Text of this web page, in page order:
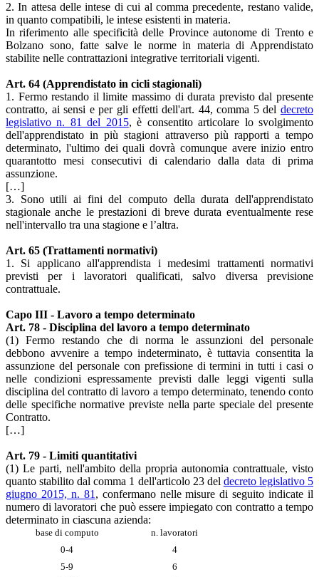
2. In attesa delle intese di cui al comma precedente, restano valide,
in quanto compatibili, le intese esistenti in materia.
In riferimento alle specificità delle Province autonome di Trento e
Bolzano sono, fatte salve le norme in materia di Apprendistato
stabilite nelle contrattazioni integrative territoriali vigenti.
Art. 64 (Apprendistato in cicli stagionali)
1. Fermo restando il limite massimo di durata previsto dal presente
contratto, ai sensi e per gli effetti dell'art. 44, comma 5 del decreto
legislativo n. 81 del 2015, è consentito articolare lo svolgimento
dell'apprendistato in più stagioni attraverso più rapporti a tempo
determinato, l'ultimo dei quali dovrà comunque avere inizio entro
quarantotto mesi consecutivi di calendario dalla data di prima
assunzione.
[…]
3. Sono utili ai fini del computo della durata dell'apprendistato
stagionale anche le prestazioni di breve durata eventualmente rese
nell'intervallo tra una stagione e l’altra.
Art. 65 (Trattamenti normativi)
1. Si applicano all'apprendista i medesimi trattamenti normativi
previsti per i lavoratori qualificati, salvo diversa previsione
contrattuale.
Capo III - Lavoro a tempo determinato
Art. 78 - Disciplina del lavoro a tempo determinato
(1) Fermo restando che di norma le assunzioni del personale
debbono avvenire a tempo indeterminato, è tuttavia consentita la
assunzione del personale con prefissione di termini in tutti i casi o
nelle condizioni espressamente previsti dalle leggi vigenti sulla
disciplina del contratto di lavoro a tempo determinato, tenendo conto
delle specifiche normative previste nella parte speciale del presente
Contratto.
[…]
Art. 79 - Limiti quantitativi
(1) Le parti, nell'ambito della propria autonomia contrattuale, visto
quanto stabilito dal comma 1 dell'articolo 23 del decreto legislativo 5
giugno 2015, n. 81 , confermano nelle misure di seguito indicate il
numero di lavoratori che può essere impiegato con contratto a tempo
determinato in ciascuna azienda:
base di computo
n. lavoratori
0-4
4
5-9
6